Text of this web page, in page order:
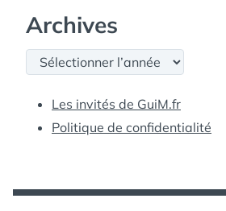
Archives
Archives
Les invités de GuiM.fr
Politique de confidentialité